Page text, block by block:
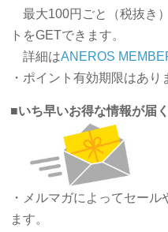
最大100円ごと（税抜き
トをGETできます。
詳細はANEROS
・ポイント有効期限はあり
■いち早いお得な情報が届く
・メルマガによってセー
ます。